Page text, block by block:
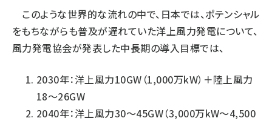
aitras (186)
タンデム (150)
このような世界的な流れの中で、日本では、ポテンシャル
をもちながらも普及が遅れていた洋上風力発電について、
風力発電協会が発表した中長期の導入目標では、
2030年：洋上風力10GW（1,000万kW）＋陸上風力
18〜26GW
2040年：洋上風力30〜45GW（3,000万kW〜4,500